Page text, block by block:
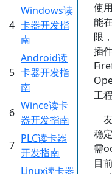
使
能
限
插
工
稳
需
目
4
Windows读
卡器开发指
南
5
Android读
卡器开发指
南
6
Wince读卡
器开发指南
7
PLC读卡器
开发指南
Linux读卡器